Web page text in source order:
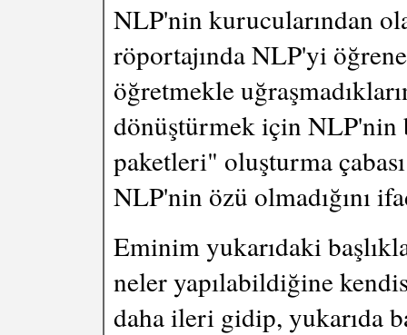
NLP'nin kurucularından
röportajında NLP'yi
öğretmekle
dönüştürmek için NLP'nin
paketleri" oluşturma
NLP'nin özü olmadığını
Eminim yukarıdaki
neler yapılabildiğine
daha ileri gidip, yukarıda